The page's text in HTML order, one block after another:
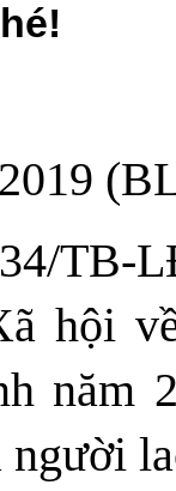
TB-
hội
năm